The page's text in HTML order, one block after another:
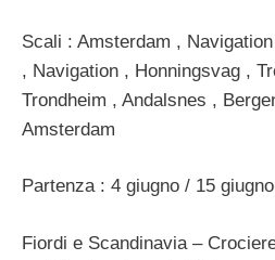
Scali : Amsterdam ,
, Navigation , Honningsvag ,
Trondheim , Andalsnes ,
Amsterdam
Partenza : 4 giugno / 15 giugno
Fiordi e Scandinavia –